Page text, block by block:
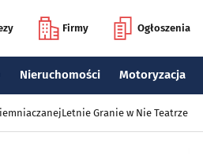
Firmy Ogłoszenia
Nieruchomości Motoryzacja
Letnie Granie w Nie Teatrze